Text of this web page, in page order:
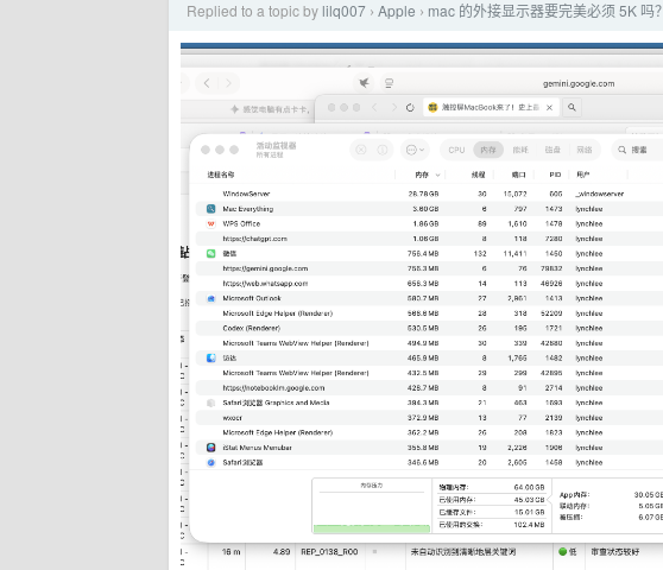
Replied to a topic by lilq007 › Apple › mac 的外接显示器要完美必须 5K 吗？